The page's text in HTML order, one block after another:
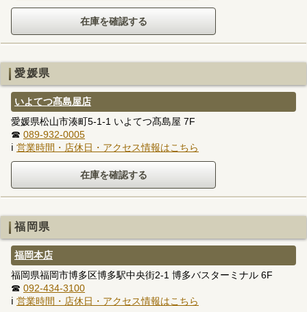
愛媛県
いよてつ髙島屋店
愛媛県松山市湊町5-1-1 いよてつ髙島屋 7F
☎ 089-932-0005
ℹ 営業時間・店休日・アクセス情報はこちら
福岡県
福岡本店
福岡県福岡市博多区博多駅中央街2-1 博多バスターミナル 6F
☎ 092-434-3100
ℹ 営業時間・店休日・アクセス情報はこちら